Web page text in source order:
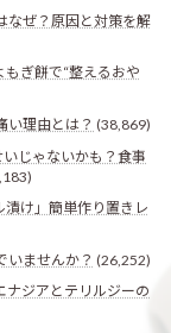
なぜ？原因と対策を解
ぎ餅で“整えるおや
い理由とは？ (38,869)
じゃないかも？食事
け」簡単作り置きレ
いませんか？ (26,252)
ナジアとテリルジーの